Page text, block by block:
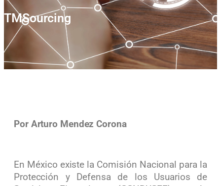
TMSourcing
Por Arturo Mendez Corona
En México existe la Comisión Nacional para la
Protección y Defensa de los Usuarios de